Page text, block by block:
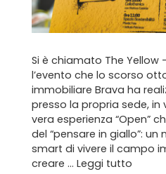
Si è chiamato The Yellow
l’evento che lo scorso
immobiliare Brava ha
presso la propria sede, in
vera esperienza “Open”
del “pensare in giallo”:
smart di vivere il campo
creare … Leggi tutto